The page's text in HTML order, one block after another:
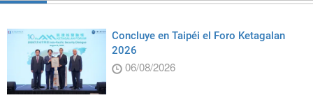
Concluye en Taipéi el Foro Ketagalan
2026
06/08/2026